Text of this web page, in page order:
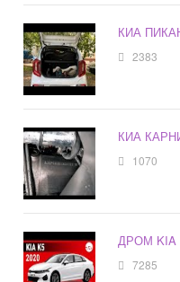
КИА
2383
КИА
1070
ДРОМ KIA
7285